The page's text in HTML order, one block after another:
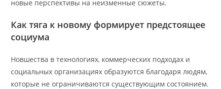
новые перспективы на неизменные сюжеты.
Как тяга к новому формирует предстоящее
социума
Новшества в технологиях, коммерческих подходах и
социальных организациях образуются благодаря людям,
которые не ограничиваются существующим состоянием.